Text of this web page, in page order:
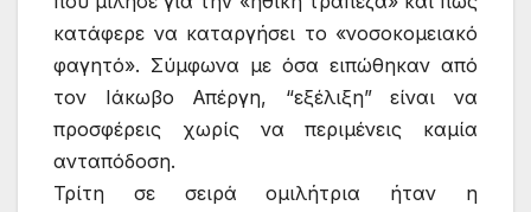
κατάφερε να καταργήσει το «νοσοκομειακό
φαγητό». Σύμφωνα με όσα ειπώθηκαν από
τον Ιάκωβο Απέργη, “εξέλιξη” είναι να
προσφέρεις χωρίς να περιμένεις καμία
ανταπόδοση.
Τρίτη σε σειρά ομιλήτρια ήταν η